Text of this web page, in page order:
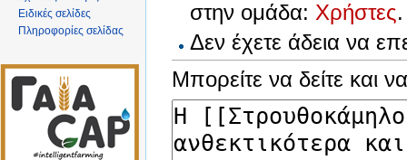
στην ομάδα: Χρήστες.
Δεν έχετε άδεια να
Μπορείτε να δείτε και
Ειδικές σελίδες
Πληροφορίες σελίδας